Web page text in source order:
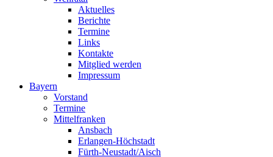
Aktuelles
Berichte
Termine
Links
Kontakte
Mitglied werden
Impressum
Bayern
Vorstand
Termine
Mittelfranken
Ansbach
Erlangen-Höchstadt
Fürth-Neustadt/Aisch